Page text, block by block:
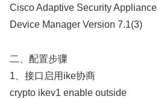
Cisco Adaptive Security
Device Manager Version 7.1(3)
二、配置步骤
1、接口启用ike协商
crypto ikev1 enable outside